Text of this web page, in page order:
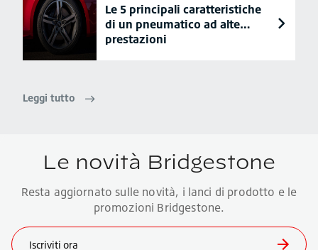
Le 5 principali caratteristiche
di un pneumatico ad alte
prestazioni
Leggi tutto